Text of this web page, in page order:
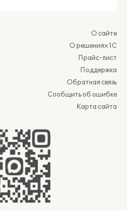
О сайте
О решениях 1С
Прайс-лист
Поддержка
Обратная связь
Сообщить об ошибке
Карта сайта